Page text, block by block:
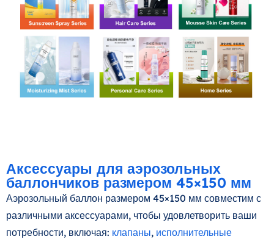
Аксессуары для аэрозольных
баллончиков размером 45×150 мм
Аэрозольный баллон размером 45×150 мм совместим с
различными аксессуарами, чтобы удовлетворить ваши
потребности, включая: клапаны, исполнительные